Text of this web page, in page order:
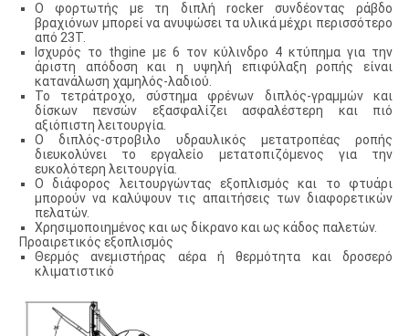
Ο φορτωτής με τη διπλή rocker συνδέοντας ράβδο
βραχιόνων μπορεί να ανυψώσει τα υλικά μέχρι περισσότερο
από 23T.
Ισχυρός το thgine με 6 τον κύλινδρο 4 κτύπημα για την
άριστη απόδοση και η υψηλή επιφύλαξη ροπής είναι
κατανάλωση χαμηλός-λαδιού.
Το τετράτροχο, σύστημα φρένων διπλός-γραμμών και
δίσκων πενσών εξασφαλίζει ασφαλέστερη και πιό
αξιόπιστη λειτουργία.
Ο διπλός-στροβιλο υδραυλικός μετατροπέας ροπής
διευκολύνει το εργαλείο μετατοπιζόμενος για την
ευκολότερη λειτουργία.
Ο διάφορος λειτουργώντας εξοπλισμός και το φτυάρι
μπορούν να καλύψουν τις απαιτήσεις των διαφορετικών
πελατών.
Χρησιμοποιημένος και ως δίκρανο και ως κάδος παλετών.
Προαιρετικός εξοπλισμός
Θερμός ανεμιστήρας αέρα ή θερμότητα και δροσερό
κλιματιστικό